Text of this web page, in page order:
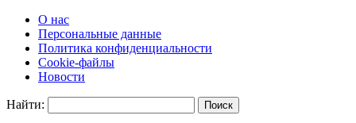
О нас
Персональные данные
Политика конфиденциальности
Cookie-файлы
Новости
Найти: